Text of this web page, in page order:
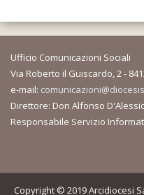
Ufficio Comunicazioni Sociali
Via Roberto il Guiscardo, 2 -
e-mail:
Direttore: Don Alfonso
Responsabile Servizio
Copyright © 2019 Arcidiocesi